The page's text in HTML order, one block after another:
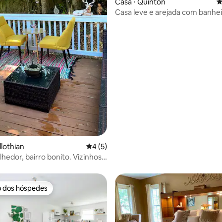
4 de uma avaliação média de 5, 5
4 (5)
bairro bonito. Vizinhos
Casa leve e arejada com
dos hóspedes
dos hóspedes